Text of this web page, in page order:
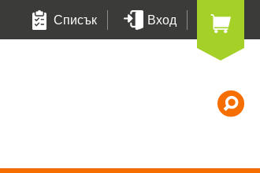
Списък Вход